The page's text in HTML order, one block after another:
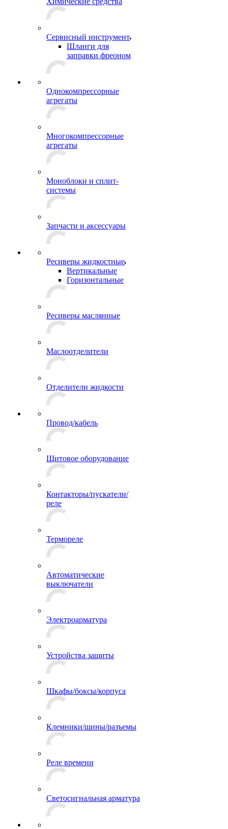
Сервисный инструмент
Шланги для
заправки фреоном
Однокомпрессорные
агрегаты
Многокомпрессорные
агрегаты
Моноблоки и сплит-
системы
Запчасти и аксессуары
Ресиверы жидкостные
Вертикальные
Горизонтальные
Ресиверы маслянные
Маслоотделители
Отделители жидкости
Провод/кабель
Щитовое оборудование
Контакторы/пускатели/
реле
Термореле
Автоматические
выключатели
Электроарматура
Устройства защиты
Шкафы/боксы/корпуса
Клемники/шины/разъемы
Реле времени
Светосигнальная арматура